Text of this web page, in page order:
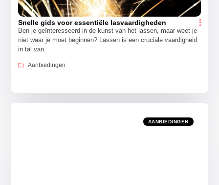
Snelle gids voor essentiële lasvaardigheden
Ben je geïnteresseerd in de kunst van het lassen, maar weet je
niet waar je moet beginnen? Lassen is een cruciale vaardigheid
in tal van
Aanbiedingen
AANBIEDINGEN